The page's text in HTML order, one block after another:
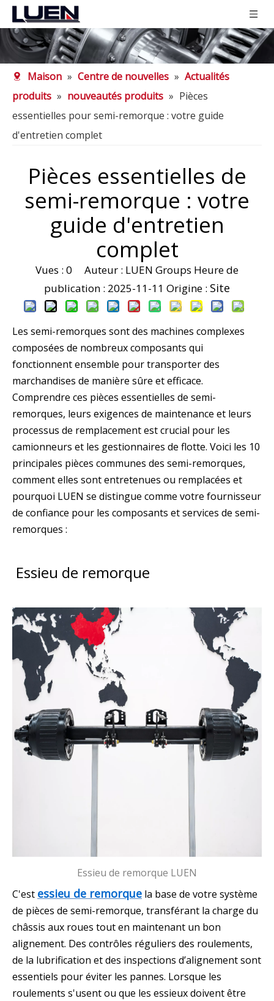
Maison » Centre de nouvelles » Actualités
produits » nouveautés produits » Pièces
essentielles pour semi-remorque : votre guide
d'entretien complet
Pièces essentielles de
semi-remorque : votre
guide d'entretien
complet
Vues : 0 Auteur : LUEN Groups Heure de
publication : 2025-11-11 Origine : Site
Les semi-remorques sont des machines complexes
composées de nombreux composants qui
fonctionnent ensemble pour transporter des
marchandises de manière sûre et efficace.
Comprendre ces pièces essentielles de semi-
remorques, leurs exigences de maintenance et leurs
processus de remplacement est crucial pour les
camionneurs et les gestionnaires de flotte. Voici les 10
principales pièces communes des semi-remorques,
comment elles sont entretenues ou remplacées et
pourquoi LUEN se distingue comme votre fournisseur
de confiance pour les composants et services de semi-
remorques :
Essieu de remorque
Essieu de remorque LUEN
C'est essieu de remorque la base de votre système
de pièces de semi-remorque, transférant la charge du
châssis aux roues tout en maintenant un bon
alignement. Des contrôles réguliers des roulements,
de la lubrification et des inspections d’alignement sont
essentiels pour éviter les pannes. Lorsque les
roulements s'usent ou que les essieux doivent être